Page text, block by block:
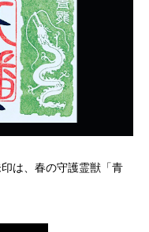
は、春の守護霊獣「青